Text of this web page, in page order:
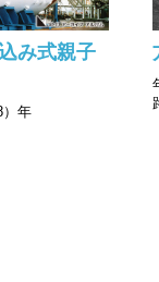
み式親子
）年